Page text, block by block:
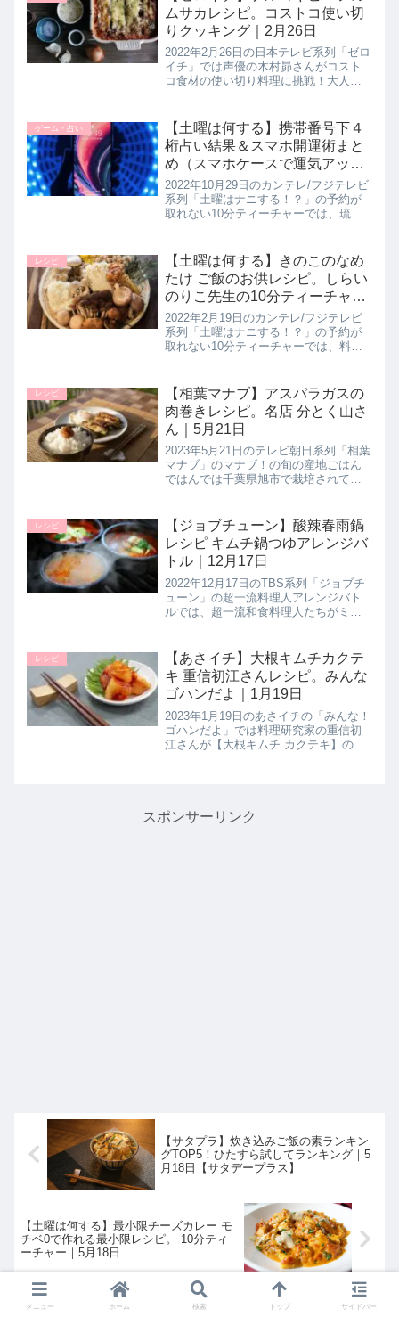
ムサカレシピ。コストコ使い切
りクッキング｜2月26日
2022年2月26日の日本テレビ系列「ゼロ
イチ」では声優の木村昴さんがコスト
コ食材の使い切り料理に挑戦！大人気
り方を教えてくれたので詳しく紹介し
ます。まとめ♪最後までご覧...
ゲーム・占い
【土曜は何する】携帯番号下４
桁占い結果＆スマホ開運術まと
め（スマホケースで運気アップ
方法も）風水師シウマさんが伝
授！10分ティーチャー｜10月29
日
2022年10月29日のカンテレ/フジテレビ
系列「土曜はナニする！？」の予約が
取れない10分ティーチャーでは、琉球
携帯番号の下四桁で運勢が分かるスマ
ホ占いに、運気アップを狙...
レシピ
【土曜は何する】きのこのなめ
たけ ご飯のお供レシピ。しらい
のりこ先生の10分ティーチャー
｜2月19日
2022年2月19日のカンテレ/フジテレビ
系列「土曜はナニする！？」の予約が
取れない10分ティーチャーでは、料理
めたけ】の作り方を教えてくれたので
詳しく紹介します。これさえ...
レシピ
【相葉マナブ】アスパラガスの
肉巻きレシピ。名店 分とく山さ
ん｜5月21日
2023年5月21日のテレビ朝日系列「相葉
マナブ」のマナブ！の旬の産地ごはん
ではんでは千葉県旭市で栽培されてい
パラの肉巻き】作り方を教えてくれた
ので詳しく紹介します。>>相...
レシピ
【ジョブチューン】酸辣春雨鍋
レシピ キムチ鍋つゆアレンジバ
トル｜12月17日
2022年12月17日のTBS系列「ジョブチ
ューン」の超一流料理人アレンジバト
ルでは、超一流和食料理人たちがミツ
レンジレシピを考案！こちらでは中華
名菜 圳陽の山田昌夫シェフ...
レシピ
【あさイチ】大根キムチカクテ
キ 重信初江さんレシピ。みんな
ゴハンだよ｜1月19日
2023年1月19日のあさイチの「みんな！
ゴハンだよ」では料理研究家の重信初
江さんが【大根キムチ カクテキ】の作
スポンサーリンク
【サタプラ】炊き込みご飯の素ランキン
グTOP5！ひたすら試してランキング｜5
月18日【サタデープラス】
【土曜は何する】最小限チーズカレー モ
チベ0で作れる最小限レシピ。 10分ティ
ーチャー｜5月18日
メニュー ホーム 検索 トップ サイドバー